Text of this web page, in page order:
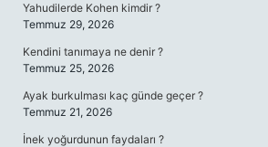
Yahudilerde Kohen kimdir ?
Temmuz 29, 2026
Kendini tanımaya ne denir ?
Temmuz 25, 2026
Ayak burkulması kaç günde geçer ?
Temmuz 21, 2026
İnek yoğurdunun faydaları ?